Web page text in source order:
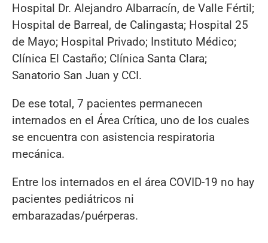
Hospital Dr. Alejandro Albarracín, de Valle Fértil;
Hospital de Barreal, de Calingasta; Hospital 25
de Mayo; Hospital Privado; Instituto Médico;
Clínica El Castaño; Clínica Santa Clara;
Sanatorio San Juan y CCI.
De ese total, 7 pacientes permanecen
internados en el Área Crítica, uno de los cuales
se encuentra con asistencia respiratoria
mecánica.
Entre los internados en el área COVID-19 no hay
pacientes pediátricos ni
embarazadas/puérperas.